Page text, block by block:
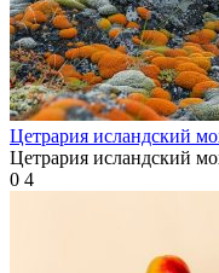
Цетрария исландский
Цетрария исландский
0 4